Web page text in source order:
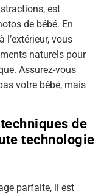
est
de bébé. En
l’extérieur, vous
naturels pour
Assurez-vous
votre bébé, mais
de
technologie
parfaite, il est